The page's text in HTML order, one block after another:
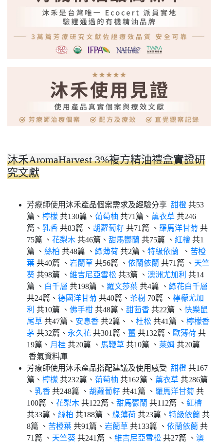
沐禾AromaHarvest 3%複方精油禮盒實證研
究文獻
芳療師使用沐禾產品個案需求及經驗分享 甜橙 共53
篇、 檸檬 共130篇、 葡萄柚 共71篇、 薰衣草 共246
篇、 乳香 共83篇 、 胡蘿蔔籽 共71篇 、 羅馬洋甘菊 共
75篇 、 花梨木 共46篇、 甜馬鬱蘭 共75篇 、 紅檜 共1
篇 、 絲柏 共48篇 、 綠薄荷 共2篇、 特級依蘭 、 苦橙
葉 共40篇 、 岩蘭草 共56篇 、 依蘭依蘭 共71篇 、 天竺
葵 共98篇 、 維吉尼亞雪松 共3篇 、 澳洲尤加利 共14
篇 、 白千層 共198篇 、 羅文莎葉 共4篇 、 綠花白千層
共24篇、 德國洋甘菊 共40篇、 茶樹 70篇 、 檸檬尤加
利 共10篇 、 佛手柑 共48篇、 甜茴香 共22篇 、 快樂鼠
尾草 共47篇、 安息香 共2篇、、 杜松 共41篇 、 檸檬香
茅 共32篇、 永久花 共301篇、 薑 共132篇、 歐薄荷 共
19篇、 月桂 共20篇 、 馬鞭草 共10篇 、 萊姆 共20篇
香氣資料庫
芳療師使用沐禾產品搭配建議及使用感受 甜橙 共167
篇、 檸檬 共232篇、 葡萄柚 共162篇、 薰衣草 共286篇
、 乳香 共248篇 、 胡蘿蔔籽 共41篇 、 羅馬洋甘菊 共
100篇 、 花梨木 共122篇、 甜馬鬱蘭 共112篇 、 紅檜
共33篇、 絲柏 共188篇 、 綠薄荷 共23篇、 特級依蘭 共
8篇 、 苦橙葉 共91篇、 岩蘭草 共133篇 、 依蘭依蘭 共
71篇 、 天竺葵 共241篇 、 維吉尼亞雪松 共27篇 、 澳